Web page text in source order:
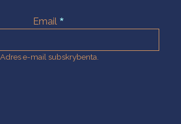
Email
Adres e-mail subskrybenta.